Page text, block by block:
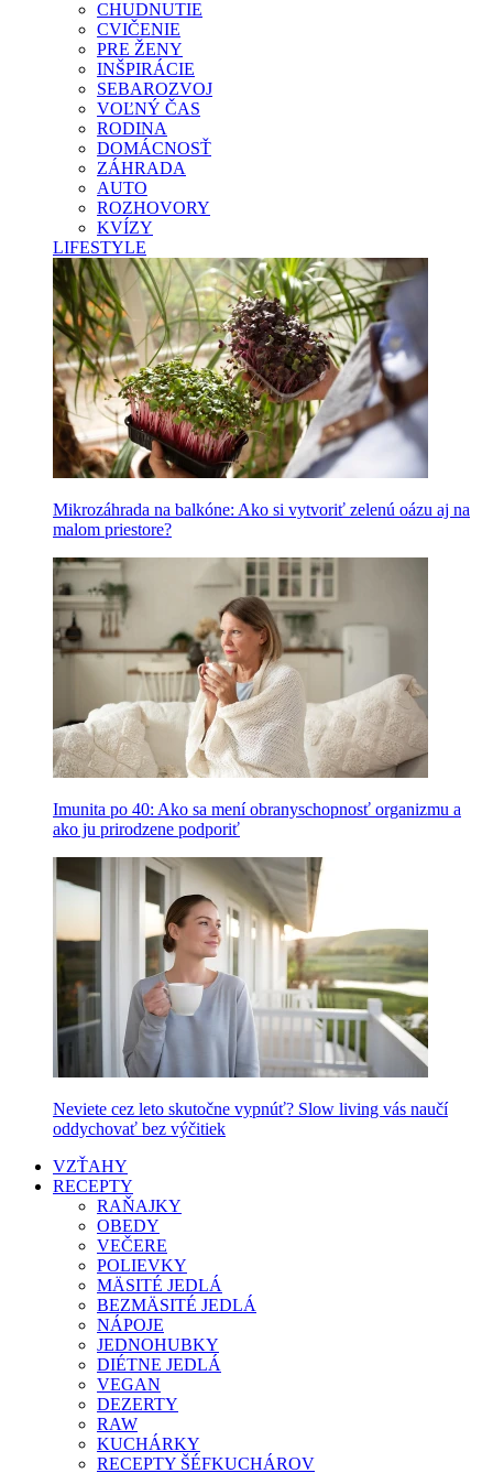
CHUDNUTIE
CVIČENIE
PRE ŽENY
INŠPIRÁCIE
SEBAROZVOJ
VOĽNÝ ČAS
RODINA
DOMÁCNOSŤ
ZÁHRADA
AUTO
ROZHOVORY
KVÍZY
LIFESTYLE
Mikrozáhrada na balkóne: Ako si vytvoriť zelenú oázu aj na
malom priestore?
Imunita po 40: Ako sa mení obranyschopnosť organizmu a
ako ju prirodzene podporiť
Neviete cez leto skutočne vypnúť? Slow living vás naučí
oddychovať bez výčitiek
VZŤAHY
RECEPTY
RAŇAJKY
OBEDY
VEČERE
POLIEVKY
MÄSITÉ JEDLÁ
BEZMÄSITÉ JEDLÁ
NÁPOJE
JEDNOHUBKY
DIÉTNE JEDLÁ
VEGAN
DEZERTY
RAW
KUCHÁRKY
RECEPTY ŠÉFKUCHÁROV